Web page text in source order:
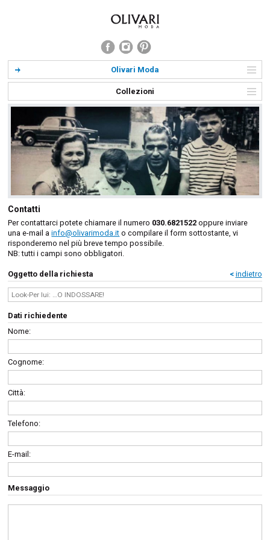
Olivari Moda
Collezioni
Contatti
Per contattarci potete chiamare il numero 030.6821522 oppure inviare
una e-mail ainfo@olivarimoda.it o compilare il form sottostante, vi
risponderemo nel più breve tempo possibile.
NB: tutti i campi sono obbligatori.
Oggetto della richiesta < indietro
Dati richiedente
Nome:
Cognome:
Città:
Telefono:
E-mail:
Messaggio